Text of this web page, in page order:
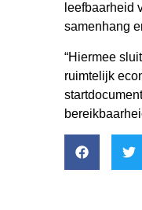
leefbaarheid
samenhang
“Hiermee
ruimtelijk